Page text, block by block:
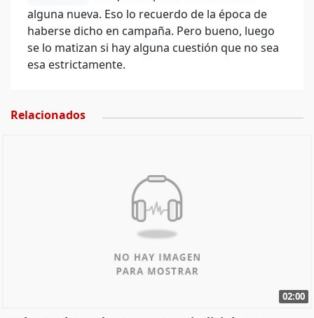
alguna nueva. Eso lo recuerdo de la época de
haberse dicho en campaña. Pero bueno, luego
se lo matizan si hay alguna cuestión que no sea
esa estrictamente.
Relacionados
02:00